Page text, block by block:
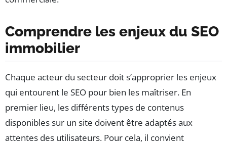
Comprendre les enjeux du SEO
immobilier
Chaque acteur du secteur doit s’approprier les enjeux
qui entourent le SEO pour bien les maîtriser. En
premier lieu, les différents types de contenus
disponibles sur un site doivent être adaptés aux
attentes des utilisateurs. Pour cela, il convient